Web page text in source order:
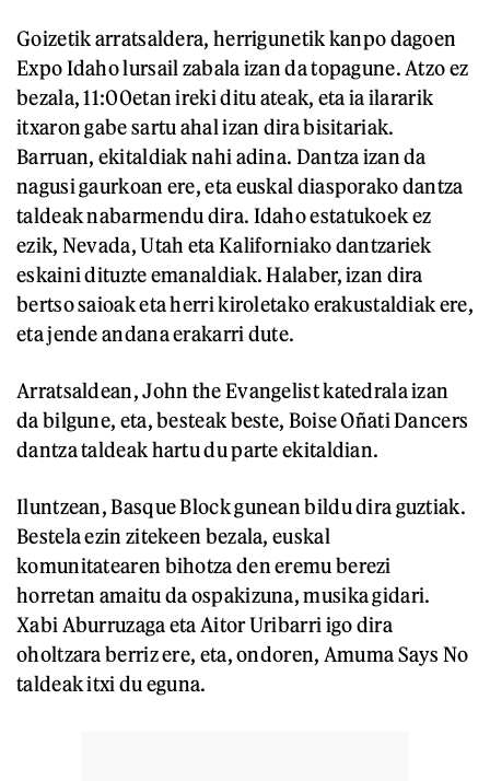
Goizetik arratsaldera, herrigunetik kanpo dagoen
Expo Idaho lursail zabala izan da topagune. Atzo ez
bezala, 11:00etan ireki ditu ateak, eta ia ilararik
itxaron gabe sartu ahal izan dira bisitariak.
Barruan, ekitaldiak nahi adina. Dantza izan da
nagusi gaurkoan ere, eta euskal diasporako dantza
taldeak nabarmendu dira. Idaho estatukoek ez
ezik, Nevada, Utah eta Kaliforniako dantzariek
eskaini dituzte emanaldiak. Halaber, izan dira
bertso saioak eta herri kiroletako erakustaldiak ere,
eta jende andana erakarri dute.
Arratsaldean, John the Evangelist katedrala izan
da bilgune, eta, besteak beste, Boise Oñati Dancers
dantza taldeak hartu du parte ekitaldian.
Iluntzean, Basque Block gunean bildu dira guztiak.
Bestela ezin zitekeen bezala, euskal
komunitatearen bihotza den eremu berezi
horretan amaitu da ospakizuna, musika gidari.
Xabi Aburruzaga eta Aitor Uribarri igo dira
oholtzara berriz ere, eta, ondoren, Amuma Says No
taldeak itxi du eguna.